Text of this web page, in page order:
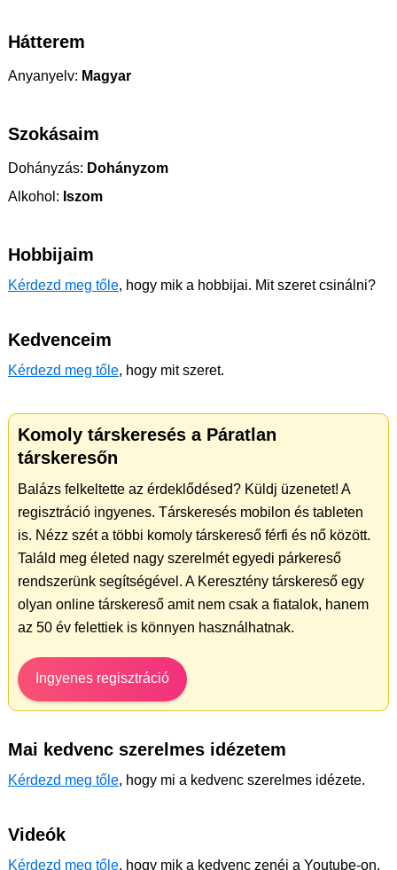
Hátterem
Anyanyelv: Magyar
Szokásaim
Dohányzás: Dohányzom
Alkohol: Iszom
Hobbijaim
Kérdezd meg tőle, hogy mik a hobbijai. Mit szeret csinálni?
Kedvenceim
Kérdezd meg tőle, hogy mit szeret.
Komoly társkeresés a Páratlan
társkeresőn
Balázs felkeltette az érdeklődésed? Küldj üzenetet! A
regisztráció ingyenes. Társkeresés mobilon és tableten
is. Nézz szét a többi komoly társkereső férfi és nő között.
Találd meg életed nagy szerelmét egyedi párkereső
rendszerünk segítségével. A Keresztény társkereső egy
olyan online társkereső amit nem csak a fiatalok, hanem
az 50 év felettiek is könnyen használhatnak.
Ingyenes regisztráció
Mai kedvenc szerelmes idézetem
Kérdezd meg tőle, hogy mi a kedvenc szerelmes idézete.
Videók
Kérdezd meg tőle, hogy mik a kedvenc zenéi a Youtube-on.